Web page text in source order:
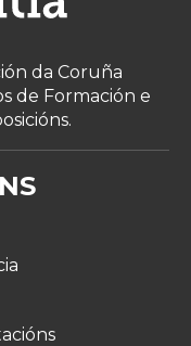
da Coruña
de Formación e